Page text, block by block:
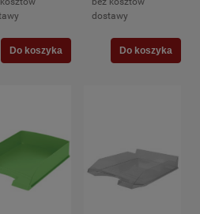
Do koszyka
dostawy
Do koszyka